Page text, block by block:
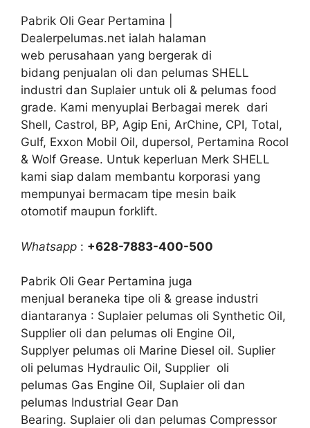
Pabrik Oli Gear Pertamina |
Dealerpelumas.net ialah halaman
web perusahaan yang bergerak di
bidang penjualan oli dan pelumas SHELL
industri dan Suplaier untuk oli & pelumas food
grade. Kami menyuplai Berbagai merek dari
Shell, Castrol, BP, Agip Eni, ArChine, CPI, Total,
Gulf, Exxon Mobil Oil, dupersol, Pertamina Rocol
& Wolf Grease. Untuk keperluan Merk SHELL
kami siap dalam membantu korporasi yang
mempunyai bermacam tipe mesin baik
otomotif maupun forklift.
Whatsapp : +628-7883-400-500
Pabrik Oli Gear Pertamina juga
menjual beraneka tipe oli & grease industri
diantaranya : Suplaier pelumas oli Synthetic Oil,
Supplier oli dan pelumas oli Engine Oil,
Supplyer pelumas oli Marine Diesel oil. Suplier
oli pelumas Hydraulic Oil, Supplier oli
pelumas Gas Engine Oil, Suplaier oli dan
pelumas Industrial Gear Dan
Bearing. Suplaier oli dan pelumas Compressor